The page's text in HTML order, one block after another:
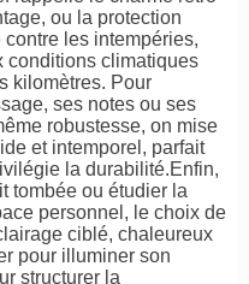
ou la protection
les intempéries,
conditions climatiques
kilomètres. Pour
ses notes ou ses
robustesse, on mise
et intemporel, parfait
la durabilité.Enfin,
tombée ou étudier la
personnel, le choix de
ciblé, chaleureux
pour illuminer son
structurer la